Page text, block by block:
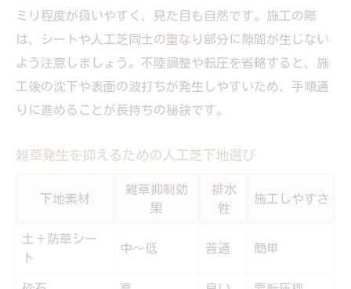
ミリ程度が扱いやすく、見た目も自然です。施工の際
は、シートや人工芝同士の重なり部分に隙間が生じない
よう注意しましょう。不陸調整や転圧を省略すると、施
工後の沈下や表面の波打ちが発生しやすいため、手順通
りに進めることが長持ちの秘訣です。
雑草発生を抑えるための人工芝下地選び
下地素材
雑草抑制効
果
排水
性
施工しやすさ
土＋防草シー
ト
中〜低 普通 簡単